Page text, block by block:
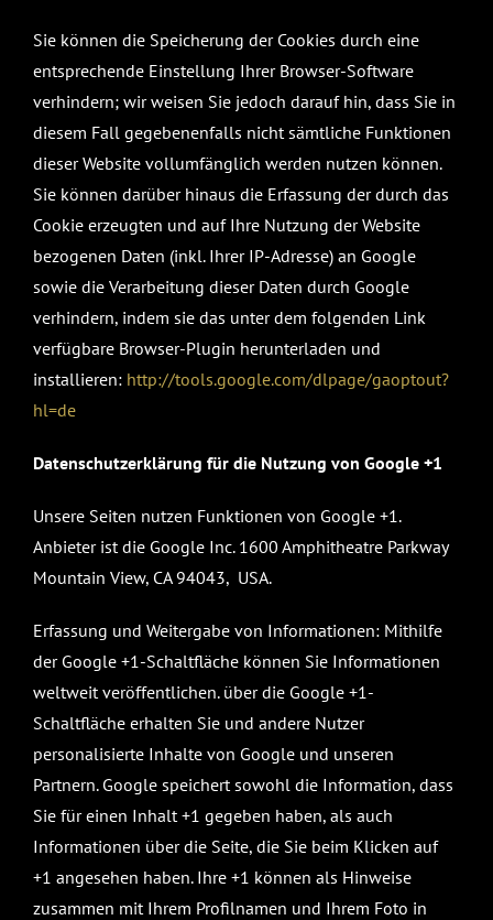
Sie können die Speicherung der Cookies durch eine
entsprechende Einstellung Ihrer Browser-Software
verhindern; wir weisen Sie jedoch darauf hin, dass Sie in
diesem Fall gegebenenfalls nicht sämtliche Funktionen
dieser Website vollumfänglich werden nutzen können.
Sie können darüber hinaus die Erfassung der durch das
Cookie erzeugten und auf Ihre Nutzung der Website
bezogenen Daten (inkl. Ihrer IP-Adresse) an Google
sowie die Verarbeitung dieser Daten durch Google
verhindern, indem sie das unter dem folgenden Link
verfügbare Browser-Plugin herunterladen und
installieren: http://tools.google.com/dlpage/gaoptout?
hl=de
Datenschutzerklärung für die Nutzung von Google +1
Unsere Seiten nutzen Funktionen von Google +1.
Anbieter ist die Google Inc. 1600 Amphitheatre Parkway
Mountain View, CA 94043, USA.
Erfassung und Weitergabe von Informationen: Mithilfe
der Google +1-Schaltfläche können Sie Informationen
weltweit veröffentlichen. über die Google +1-
Schaltfläche erhalten Sie und andere Nutzer
personalisierte Inhalte von Google und unseren
Partnern. Google speichert sowohl die Information, dass
Sie für einen Inhalt +1 gegeben haben, als auch
Informationen über die Seite, die Sie beim Klicken auf
+1 angesehen haben. Ihre +1 können als Hinweise
zusammen mit Ihrem Profilnamen und Ihrem Foto in